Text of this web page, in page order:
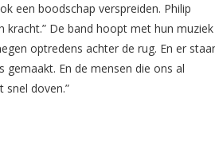
een boodschap verspreiden. Philip
kracht.” De band hoopt met hun muziek
optredens achter de rug. En er
En de mensen die ons al
snel doven.”